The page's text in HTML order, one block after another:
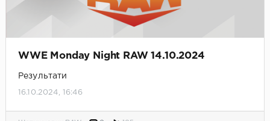
WWE Monday Night RAW 14.10.2024
Результати
16.10.2024, 16:46